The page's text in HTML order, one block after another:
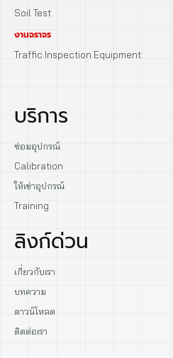
Soil Test
งานจราจร
Traffic Inspection Equipment
บริการ
ซ่อมอุปกรณ์
Calibration
ให้เช่าอุปกรณ์
Training
ลิงก์ด่วน
เกี่ยวกับเรา
บทความ
ดาวน์โหลด
ติดต่อเรา